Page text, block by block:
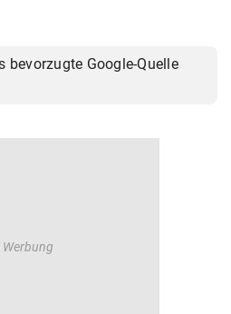
bevorzugte Google-Quelle